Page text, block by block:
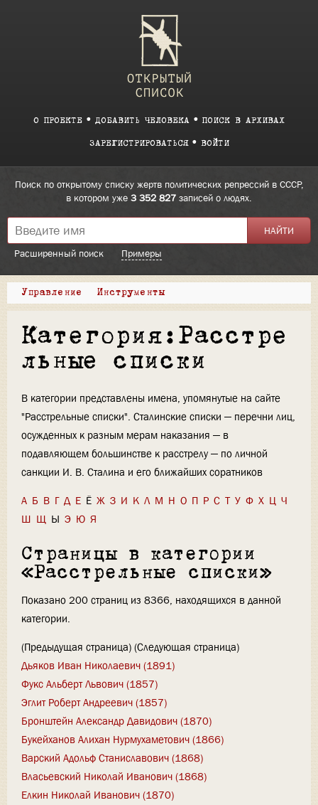
О ПРОЕКТЕ ДОБАВИТЬ ЧЕЛОВЕКА ПОИСК В АРХИВАХ
ЗАРЕГИСТРИРОВАТЬСЯ ВОЙТИ
Поиск по открытому списку жертв политических репрессий в СССР,
в котором уже 3 352 827 записей о людях.
Расширенный поиск Примеры
Управление Инструменты
Категория:Расстре
льные списки
В категории представлены имена, упомянутые на сайте
"Расстрельные списки". Сталинские списки — перечни лиц,
осужденных к разным мерам наказания — в
подавляющем большинстве к расстрелу — по личной
санкции И. В. Сталина и его ближайших соратников
А Б В Г Д Е Ё Ж З И К Л М Н О П Р С Т У Ф Х Ц Ч
Ш Щ Ы Э Ю Я
Страницы в категории
«Расстрельные списки»
Показано 200 страниц из 8366, находящихся в данной
категории.
(Предыдущая страница) (Следующая страница)
Дьяков Иван Николаевич (1891)
Фукс Альберт Львович (1857)
Эглит Роберт Андреевич (1857)
Бронштейн Александр Давидович (1870)
Букейханов Алихан Нурмухаметович (1866)
Варский Адольф Станиславович (1868)
Власьевский Николай Иванович (1868)
Елкин Николай Иванович (1870)